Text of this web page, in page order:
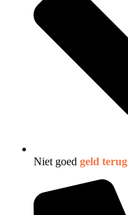
Niet goed geld terug